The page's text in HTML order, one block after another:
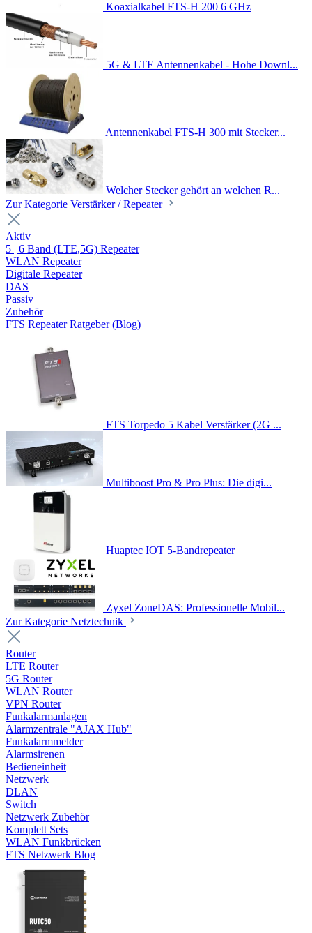
Koaxialkabel FTS-H 200 6 GHz
5G & LTE Antennenkabel - Hohe Downl...
Antennenkabel FTS-H 300 mit Stecker...
Welcher Stecker gehört an welchen R...
Zur Kategorie Verstärker / Repeater
Aktiv
5 | 6 Band (LTE,5G) Repeater
WLAN Repeater
Digitale Repeater
DAS
Passiv
Zubehör
FTS Repeater Ratgeber (Blog)
FTS Torpedo 5 Kabel Verstärker (2G ...
Multiboost Pro & Pro Plus: Die digi...
Huaptec IOT 5-Bandrepeater
Zyxel ZoneDAS: Professionelle Mobil...
Zur Kategorie Netztechnik
Router
LTE Router
5G Router
WLAN Router
VPN Router
Funkalarmanlagen
Alarmzentrale "AJAX Hub"
Funkalarmmelder
Alarmsirenen
Bedieneinheit
Netzwerk
DLAN
Switch
Netzwerk Zubehör
Komplett Sets
WLAN Funkbrücken
FTS Netzwerk Blog